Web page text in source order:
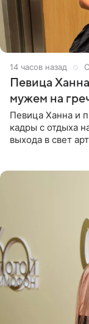
14 часов назад
Певица
мужем на
Певица Ханна и
кадры с отдыха
выхода в свет